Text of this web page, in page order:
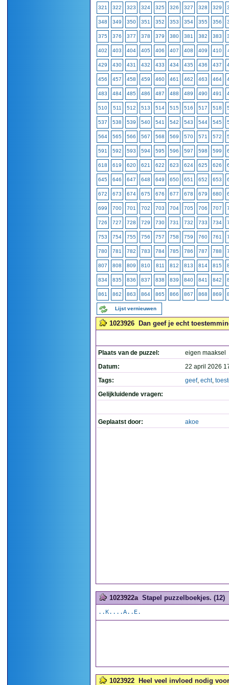
321 322 323 324 325 326 327 328 329
348 349 350 351 352 353 354 355 356
375 376 377 378 379 380 381 382 383
402 403 404 405 406 407 408 409 410
429 430 431 432 433 434 435 436 437
456 457 458 459 460 461 462 463 464
483 484 485 486 487 488 489 490 491
510 511 512 513 514 515 516 517 518
537 538 539 540 541 542 543 544 545
564 565 566 567 568 569 570 571 572
591 592 593 594 595 596 597 598 599
618 619 620 621 622 623 624 625 626
645 646 647 648 649 650 651 652 653
672 673 674 675 676 677 678 679 680
699 700 701 702 703 704 705 706 707
726 727 728 729 730 731 732 733 734
753 754 755 756 757 758 759 760 761
780 781 782 783 784 785 786 787 788
807 808 809 810 811 812 813 814 815
834 835 836 837 838 839 840 841 842
861 862 863 864 865 866 867 868 869
Lijst vernieuwen
1023926 Dan geef je echt
Plaats van de puzzel:
eigen maaksel
Datum:
22 april 2026
Tags:
geef, echt,
Gelijkluidende vragen:
Geplaatst door: akoe
1023922a Stapel puzzelboekjes. (12)
..K....A..E.
1023922 Heel veel invloed nodig